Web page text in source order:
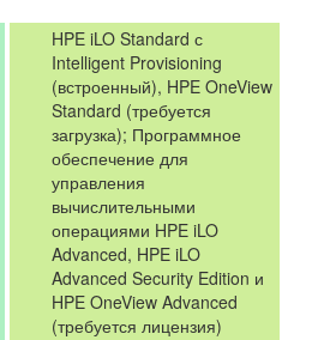
HPE iLO Standard с
Intelligent Provisioning
(встроенный), HPE OneView
Standard (требуется
загрузка); Программное
обеспечение для
управления
вычислительными
операциями HPE iLO
Advanced, HPE iLO
Advanced Security Edition и
HPE OneView Advanced
(требуется лицензия)